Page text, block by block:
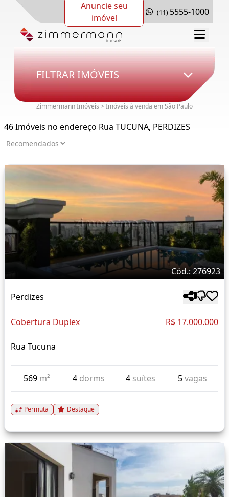
Anuncie seu
imóvel
(11) 5555-1000
FILTRAR IMÓVEIS
Zimmermann Imóveis > Imóveis à venda em São Paulo
46 Imóveis no endereço Rua TUCUNA, PERDIZES
Cód.: 276923
Perdizes
Cobertura Duplex R$ 17.000.000
Rua Tucuna
569 m² 4 dorms 4 suítes 5vagas
Permuta Destaque